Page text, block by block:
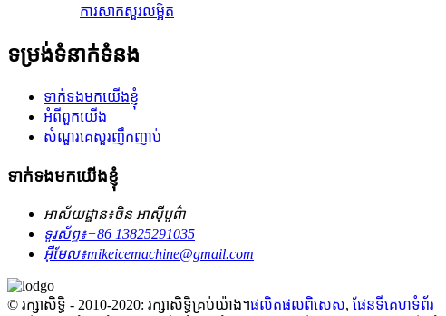
ការសាកសួរលម្អិត
ទម្រង់ទំនាក់ទំនង
ទាក់ទងមកយើងខ្ញុំ
អំពីពួកយើង
សំណួរគេសួរញឹកញាប់
ទាក់ទងមកយើងខ្ញុំ
អាស័យដ្ឋាន៖ចិន អាស៊ីបូព៌ា
ទូរស័ព្ទ៖+86 13825291035
អ៊ីមែល៖mikeicemachine@gmail.com
© រក្សាសិទ្ធិ - 2010-2020: រក្សាសិទ្ធិគ្រប់យ៉ាង។ផលិតផលពិសេស, ផែនទីគេហទំព័រ